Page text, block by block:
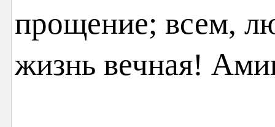
прощение; всем,
жизнь вечная!